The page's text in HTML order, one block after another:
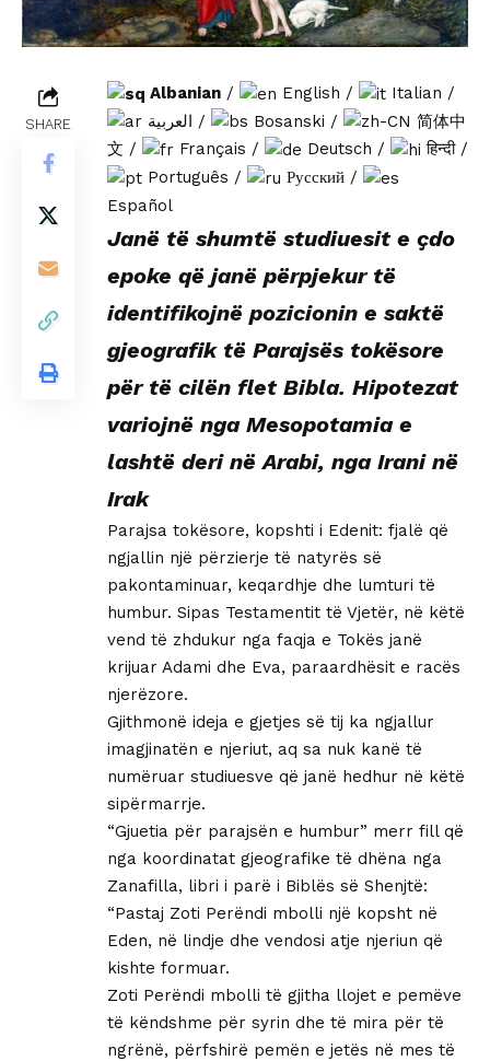
SHARE
Albanian / English / Italian /
العربية / Bosanski /
简体中
文 / Français / Deutsch / हिन्दी/
Português / Русский /
Español
Janë të shumtë studiuesit e çdo
epoke që janë përpjekur të
identifikojnë pozicionin e saktë
gjeografik të Parajsës tokësore
për të cilën flet Bibla. Hipotezat
variojnë nga Mesopotamia e
lashtë deri në Arabi, nga Irani në
Irak
Parajsa tokësore, kopshti i Edenit: fjalë që
ngjallin një përzierje të natyrës së
pakontaminuar, keqardhje dhe lumturi të
humbur. Sipas Testamentit të Vjetër, në këtë
vend të zhdukur nga faqja e Tokës janë
krijuar Adami dhe Eva, paraardhësit e racës
njerëzore.
Gjithmonë ideja e gjetjes së tij ka ngjallur
imagjinatën e njeriut, aq sa nuk kanë të
numëruar studiuesve që janë hedhur në këtë
sipërmarrje.
“Gjuetia për parajsën e humbur” merr fill që
nga koordinatat gjeografike të dhëna nga
Zanafilla, libri i parë i Biblës së Shenjtë:
“Pastaj Zoti Perëndi mbolli një kopsht në
Eden, në lindje dhe vendosi atje njeriun që
kishte formuar.
Zoti Perëndi mbolli të gjitha llojet e pemëve
të këndshme për syrin dhe të mira për të
ngrënë, përfshirë pemën e jetës në mes të